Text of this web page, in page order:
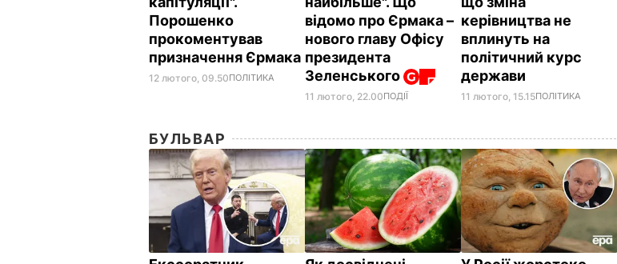
Порошенко
прокоментував
призначення Єрмака
12 лютого, 09.50ПОЛІТИКА
відомо про Єрмака –
нового главу Офісу
президента
Зеленського
11 лютого, 22.00ПОДІЇ
керівництва не
вплинуть на
політичний курс
держави
11 лютого, 15.15ПОЛІТИКА
БУЛЬВАР